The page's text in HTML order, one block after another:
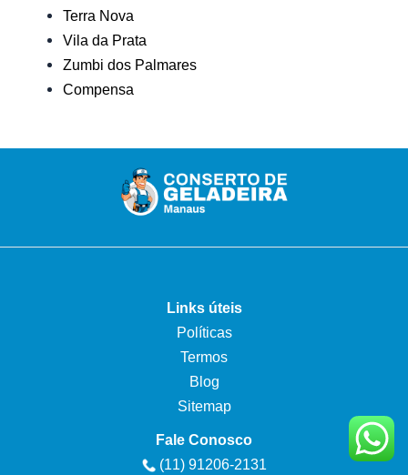
Terra Nova
Vila da Prata
Zumbi dos Palmares
Compensa
Links úteis
Políticas
Termos
Blog
Sitemap
Fale Conosco
(11) 91206-2131